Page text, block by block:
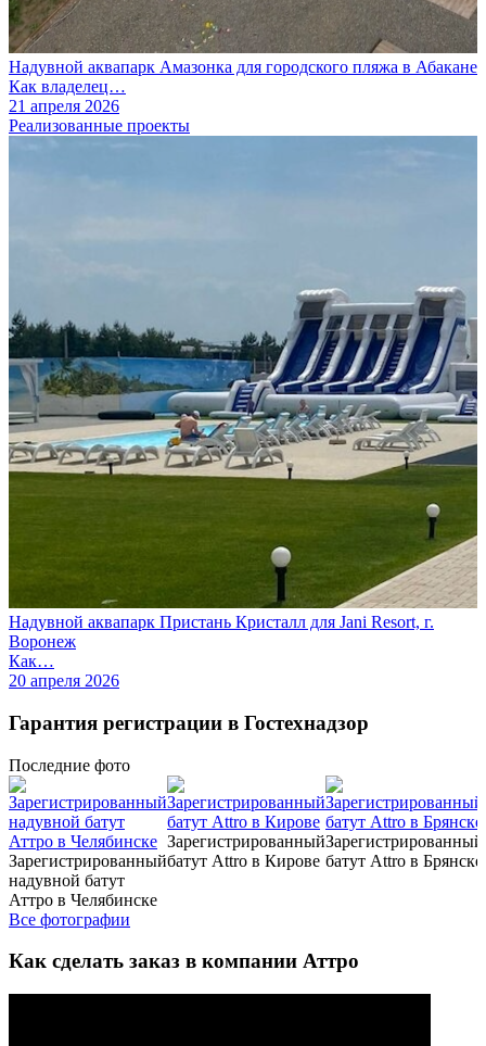
Надувной аквапарк Амазонка для городского пляжа в Абакане
Как владелец…
21 апреля 2026
Реализованные проекты
Надувной аквапарк Пристань Кристалл для Jani Resort, г.
Воронеж
Как…
20 апреля 2026
Гарантия регистрации в Гостехнадзор
Последние фото
Зарегистрированный
надувной батут
Аттро в Челябинске
Зарегистрированный
батут Attro в Кирове
Зарегистрированный
батут Attro в Брянске
Все фотографии
Как сделать заказ в компании Аттро